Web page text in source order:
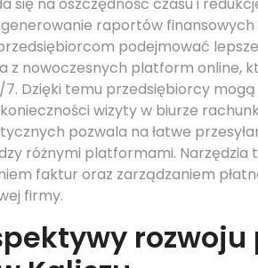
raportów
podejmować
z nowoczesnych platform online,
Dzięki temu przedsiębiorcy
wizyty w biurze
pozwala na łatwe
różnymi platformami. Narzędzia
faktur oraz zarządzaniem
firmy.
rozwoju